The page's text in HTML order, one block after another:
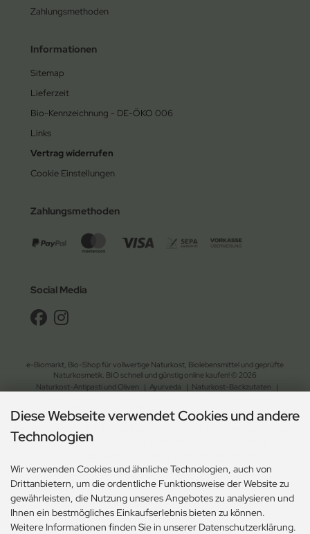
Zahlungsmethoden
Informationen
Sitemap
Lieferzeit
Bio-Kennzeichnung - DE-ÖKO 006
Links
Vertrag widerrufen
Cookie Einstellungen
Zahlungsmethoden
Social Media
e-Biomarkt, Bio-Shop für vollwertige Naturkost, Biolebensmittel und geprüfte
Naturkosmetik. BIO schnell und günstig online kaufen! © 2026
Naturkost-Antipasti und Oliven
| Ayurveda | Naturkost-Backzutaten
|
Naturkost-Chips und Salzgebäck | Naturkost-Dessert | Bio-Essig, Dressing und Öl |
Naturkost-Kaffee und Kakao
Naturkost-Schokolade und Gebäck | Naturkost-Soja und Milch |
Naturkost-Suppen und Sossen
| Bio-Tee | Naturkost-Trockenfrüchte und Nüsse
Naturkost-Zucker und Süssungsmittel | Naturkosmetik-Drogerie |
Ökologischer Gartenbedarf | Ökologischer Haushaltsbedarf
Diese Webseite verwendet Cookies und andere
Technologien
Wir verwenden Cookies und ähnliche Technologien, auch von
Drittanbietern, um die ordentliche Funktionsweise der Website zu
gewährleisten, die Nutzung unseres Angebotes zu analysieren und
Ihnen ein bestmögliches Einkaufserlebnis bieten zu können.
Weitere Informationen finden Sie in unserer Datenschutzerklärung.